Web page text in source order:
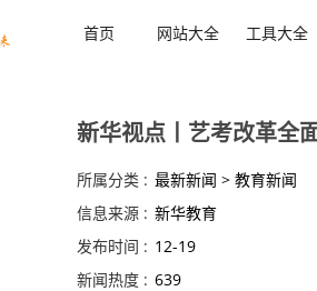
首页 网站大全 工具大全
新华视点丨艺考改革全
所属分类 : 最新新闻 > 教育新闻
信息来源 : 新华教育
发布时间 : 12-19
新闻热度 : 639